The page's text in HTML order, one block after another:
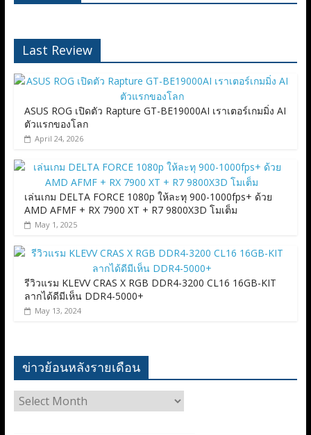
Last Review
ASUS ROG เปิดตัว Rapture GT-BE19000AI เราเตอร์เกมมิ่ง AI
ตัวแรกของโลก
April 24, 2026
เล่นเกม DELTA FORCE 1080p ให้ละทุ 900-1000fps+ ด้วย
AMD AFMF + RX 7900 XT + R7 9800X3D โมเต็ม
May 1, 2025
รีวิวแรม KLEVV CRAS X RGB DDR4-3200 CL16 16GB-KIT
ลากได้ดีมีเห็น DDR4-5000+
May 13, 2024
ข่าวย้อนหลังรายเดือน
ข่าว
ย้อน